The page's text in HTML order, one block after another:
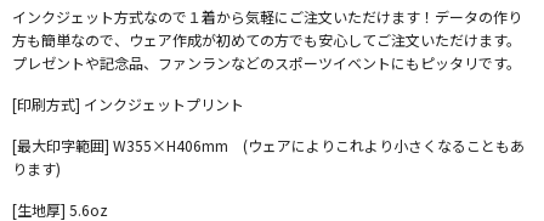
インクジェット方式なので１着から気軽にご注文いただけます！データの作り
方も簡単なので、ウェア作成が初めての方でも安心してご注文いただけます。
プレゼントや記念品、ファンランなどのスポーツイベントにもピッタリです。
[印刷方式] インクジェットプリント
[最大印字範囲] W355×H406mm (ウェアによりこれより小さくなることもあ
ります)
[生地厚] 5.6oz